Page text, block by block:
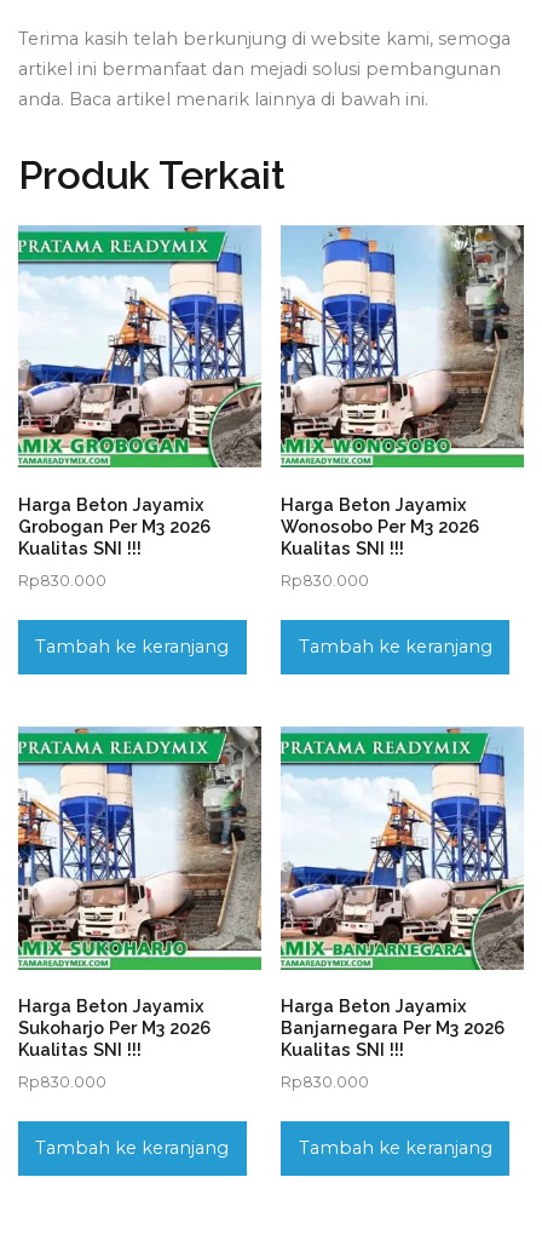
Terima kasih telah berkunjung di website kami, semoga
artikel ini bermanfaat dan mejadi solusi pembangunan
anda. Baca artikel menarik lainnya di bawah ini.
Produk Terkait
Harga Beton Jayamix
Grobogan Per M3 2026
Kualitas SNI !!!
Rp830.000
Tambah ke keranjang
Harga Beton Jayamix
Wonosobo Per M3 2026
Kualitas SNI !!!
Rp830.000
Tambah ke keranjang
Harga Beton Jayamix
Sukoharjo Per M3 2026
Kualitas SNI !!!
Rp830.000
Tambah ke keranjang
Harga Beton Jayamix
Banjarnegara Per M3 2026
Kualitas SNI !!!
Rp830.000
Tambah ke keranjang